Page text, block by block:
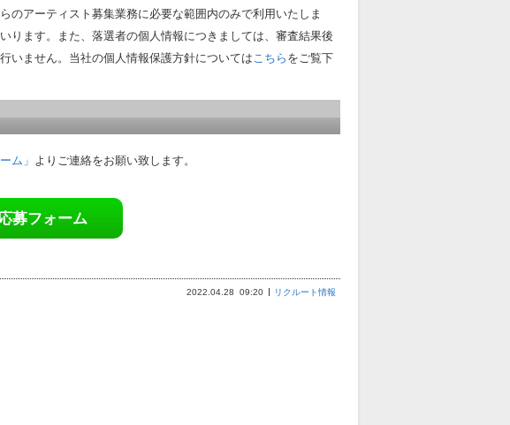
のアーティスト募集業務に必要な範囲内のみで利用いたしま
ります。また、落選者の個人情報につきましては、審査結果後
いません。当社の個人情報保護方針についてはこちら をご覧下
ム」 よりご連絡をお願い致します。
募フォーム
2022.04.28 09:20 リクルート情報